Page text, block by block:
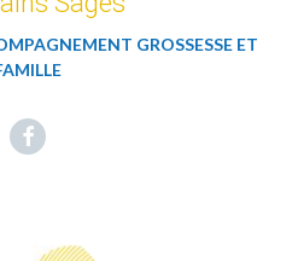
GROSSESSE ET
Facebook